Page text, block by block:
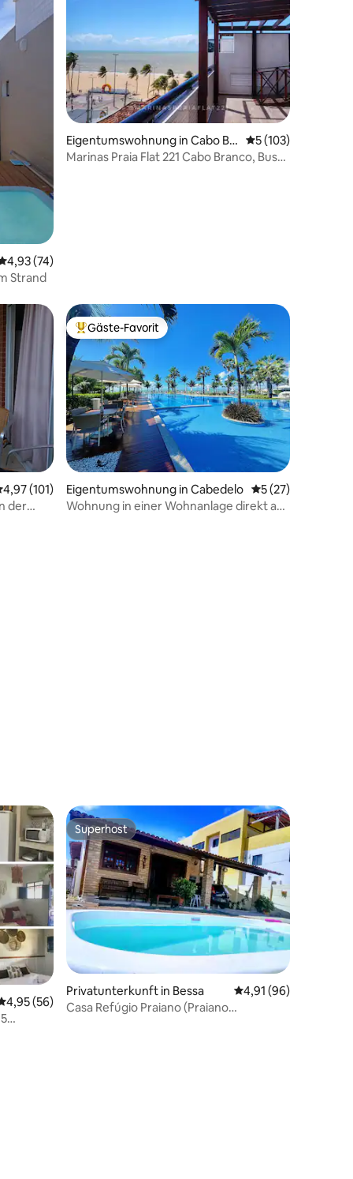
Bewertungen
Bewertung: 4,93 von 5, 74 Bewertungen
4,93 (74)
Strand
Eigentumswohnung in Cabo Br
anco
Durchschnittliche
5 (103)
Marinas Praia Flat 221 Cabo Branco, Busto
Bewertung: 4,97 von 5, 101 Bewertungen
4,97 (101)
der
Beliebter Gäste-Favorit.
Gäste-Favorit
Eigentumswohnung in Cabedelo Durchschnittliche
5 (27)
Wohnung in einer Wohnanlage direkt am
Bewertung: 4,95 von 5, 56 Bewertungen
4,95 (56)
Superhost
Superhost
Privatunterkunft in Bessa Durchschnittliche
4,91 (96)
Casa Refúgio Praiano (Praiano